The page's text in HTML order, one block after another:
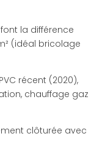
la différence
(idéal bricolage
récent (2020),
chauffage gaz
clôturée avec